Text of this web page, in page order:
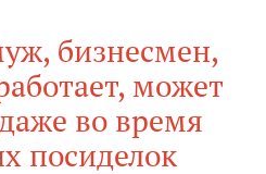
бизнесмен,
может
во время
посиделок